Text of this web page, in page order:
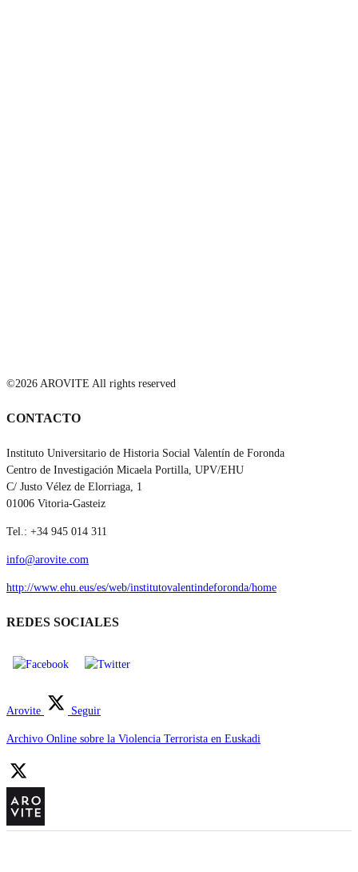
©2026 AROVITE All rights reserved
CONTACTO
Instituto Universitario de Historia Social Valentín de Foronda
Centro de Investigación Micaela Portilla, UPV/EHU
C/ Justo Vélez de Elorriaga, 1
01006 Vitoria-Gasteiz
Tel.: +34 945 014 311
info@arovite.com
http://www.ehu.eus/es/web/institutovalentindeforonda/home
REDES SOCIALES
Arovite Seguir
Archivo Online sobre la Violencia Terrorista en Euskadi